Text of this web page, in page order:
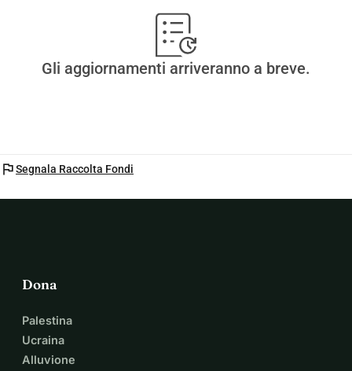
Gli aggiornamenti arriveranno a breve.
flagSegnala Raccolta Fondi
Dona
Palestina
Ucraina
Alluvione